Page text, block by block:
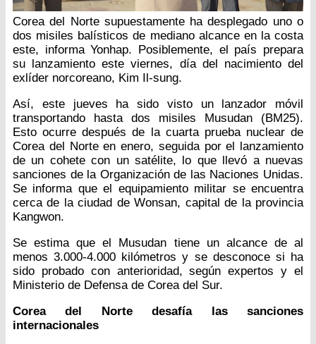
Corea del Norte supuestamente ha desplegado uno o
dos misiles balísticos de mediano alcance en la costa
este, informa Yonhap. Posiblemente, el país prepara
su lanzamiento este viernes, día del nacimiento del
exlíder norcoreano, Kim Il-sung.
Así, este jueves ha sido visto un lanzador móvil
transportando hasta dos misiles Musudan (BM25).
Esto ocurre después de la cuarta prueba nuclear de
Corea del Norte en enero, seguida por el lanzamiento
de un cohete con un satélite, lo que llevó a nuevas
sanciones de la Organización de las Naciones Unidas.
Se informa que el equipamiento militar se encuentra
cerca de la ciudad de Wonsan, capital de la provincia
Kangwon.
Se estima que el Musudan tiene un alcance de al
menos 3.000-4.000 kilómetros y se desconoce si ha
sido probado con anterioridad, según expertos y el
Ministerio de Defensa de Corea del Sur.
Corea del Norte desafía las sanciones
internacionales